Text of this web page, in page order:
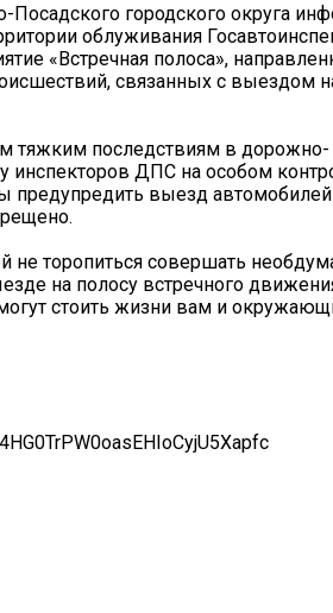
городского округа
облуживания
«Встречная полоса»,
связанных с выездом
тяжким последствиям в дорожно-
инспекторов ДПС на особом
выезд
не торопиться совершать
на полосу встречного
стоить жизни вам и